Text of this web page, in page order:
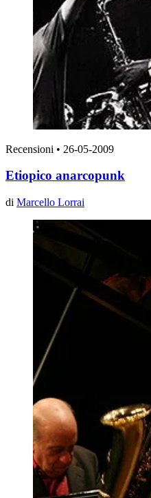
Recensioni • 26-05-2009
Etiopico anarcopunk
di Marcello Lorrai